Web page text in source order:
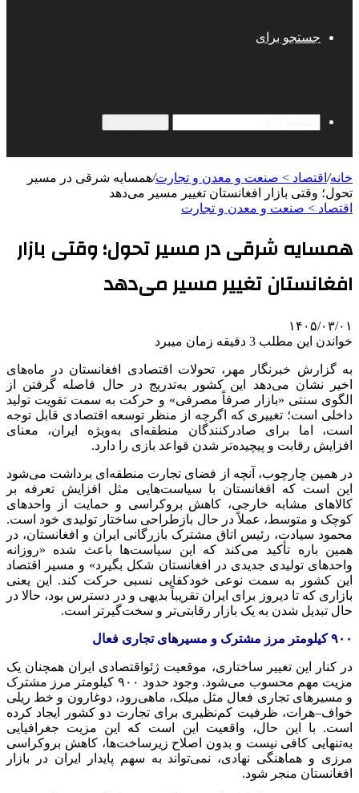
جستجو برای
خانه/ اقتصاد > صنعت و معدن و تجارت/همسایه شرقی در مسیر
تحول؛ وقتی بازار افغانستان تغییر مسیر می‌دهد
اقتصاد > صنعت و معدن و تجارت
همسایه شرقی در مسیر تحول؛ وقتی بازار
افغانستان تغییر مسیر می‌دهد
۱۴۰۵/۰۳/۰۱
خواندن این مطلب 3 دقیقه زمان میبرد
به گزارش خبرنگار مهر، تحولات اقتصادی افغانستان در ماه‌های
اخیر نشان می‌دهد این کشور به‌تدریج در حال فاصله گرفتن از
الگوی سنتی «بازار صرفاً مصرفی» و حرکت به سمت تقویت تولید
داخلی است؛ تغییری که اگرچه از منظر توسعه اقتصادی قابل توجه
است، اما برای صادرکنندگان منطقه‌ای به‌ویژه ایران، معنای
افزایش رقابت و پیچیده‌تر شدن قواعد بازی را دارد.
در همین چارچوب، آنچه از فضای تجارت منطقه‌ای برداشت می‌شود
این است که افغانستان با سیاست‌هایی مثل افزایش تعرفه بر
کالاهای مشابه خارجی، کاهش بروکراسی و حمایت از واحدهای
کوچک و متوسط، عملاً در حال بازطراحی ساختار تولیدی خود است.
محمود سیادت، رئیس اتاق مشترک بازرگانی ایران و افغانستان، در
همین باره تأکید می‌کند که این سیاست‌ها باعث شده «روزانه
واحدهای تولیدی جدیدی در افغانستان شکل بگیرد» و مسیر اقتصاد
این کشور به سمت نوعی خودکفایی نسبی حرکت کند. این یعنی
بازاری که تا دیروز برای ایران تقریباً بدیهی و در دسترس بود، حالا در
حال تبدیل شدن به یک بازار رقابتی‌تر و سخت‌گیرتر است.
۹۰۰ کیلومتر مرز مشترک و مسیرهای تجاری فعال
در کنار این تغییر ساختاری، موقعیت ژئواقتصادی ایران همچنان یک
مزیت مهم محسوب می‌شود. وجود حدود ۹۰۰ کیلومتر مرز مشترک
و مسیرهای تجاری فعال مثل میلک، ماهی‌رود، دوغارون و خط ریلی
خواف–هرات، ظرفیت کم‌نظیری برای تجارت دو کشور ایجاد کرده
است. با این حال، واقعیت این است که این مزیت جغرافیایی
به‌تنهایی کافی نیست و بدون اصلاح زیرساخت‌ها، کاهش بروکراسی
مرزی و هماهنگی نهادی، نمی‌تواند به سهم پایدار ایران در بازار
افغانستان منجر شود.